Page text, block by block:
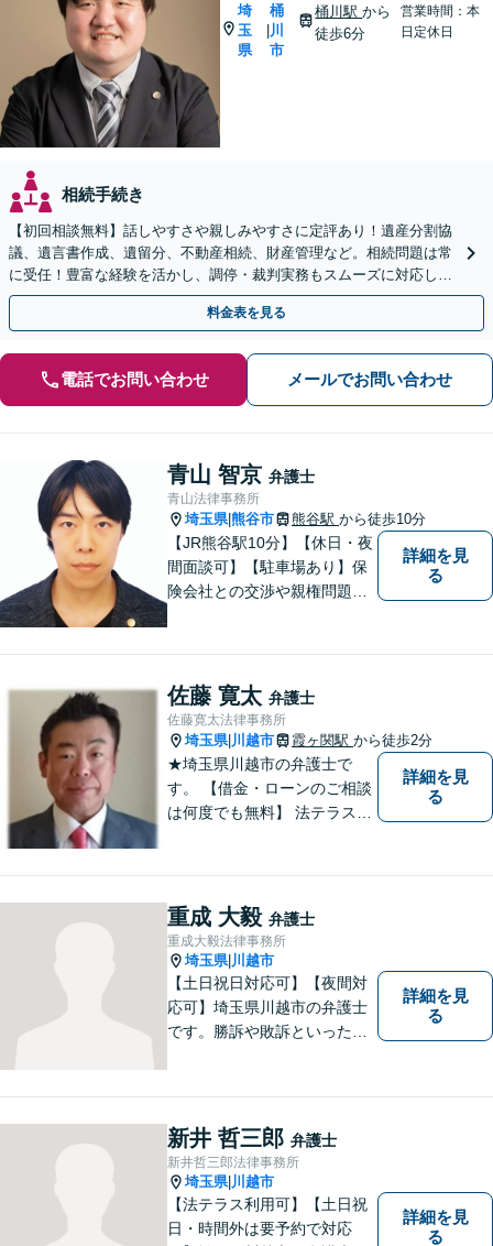
埼
玉
県
桶
川
市
桶川駅から
徒歩6分
営業時間：本
日定休日
相続手続き
【初回相談無料】話しやすさや親しみやすさに定評あり！遺産分割協
議、遺言書作成、遺留分、不動産相続、財産管理など。相続問題は常
に受任！豊富な経験を活かし、調停・裁判実務もスムーズに対応しま
す【桶川駅6分】【オンライン相談OK】
料金表を見る
電話でお問い合わせ メールでお問い合わせ
青山 智京 弁護士
青山法律事務所
埼玉県|熊谷市 熊谷駅 から徒歩10分
【JR熊谷駅10分】【休日・夜
間面談可】【駐車場あり】保
険会社との交渉や親権問題、
が高い」と感じる方も、まず
はお気持ちをお聞かせくださ
い。
詳細を見
る
佐藤 寛太 弁護士
佐藤寛太法律事務所
埼玉県| 川越市 霞ヶ関駅 から徒歩2分
★埼玉県川越市の弁護士で
す。 【借金・ローンのご相談
は何度でも無料】 法テラス契
詳細を見
る
重成 大毅 弁護士
重成大毅法律事務所
埼玉県| 川越市
【土日祝日対応可】【夜間対
応可】埼玉県川越市の弁護士
です。勝訴や敗訴といった結
ます。ぜひ一度ご相談くださ
い。
詳細を見
る
新井 哲三郎 弁護士
新井哲三郎法律事務所
埼玉県| 川越市
【法テラス利用可】【土日祝
日・時間外は要予約で対応
詳細を見
る